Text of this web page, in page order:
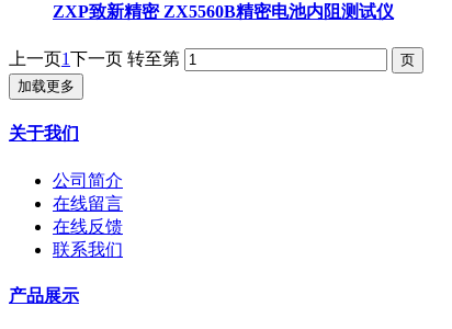
ZXP致新精密 ZX5560B精密电池内阻测试仪
上一页1下一页 转至第
加载更多
关于我们
公司简介
在线留言
在线反馈
联系我们
产品展示